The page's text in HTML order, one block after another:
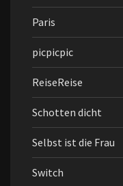
Paris
picpicpic
ReiseReise
Schotten dicht
Selbst ist die Frau
Switch